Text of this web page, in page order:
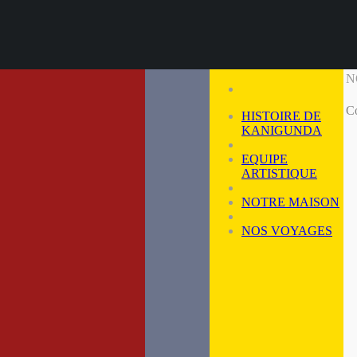
HISTOIRE DE
KANIGUNDA
EQUIPE
ARTISTIQUE
NOTRE MAISON
NOS VOYAGES